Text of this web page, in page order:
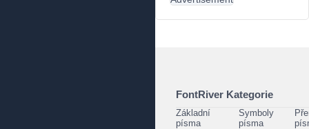
FontRiver Kategorie
Základní
písma
Symboly
písma